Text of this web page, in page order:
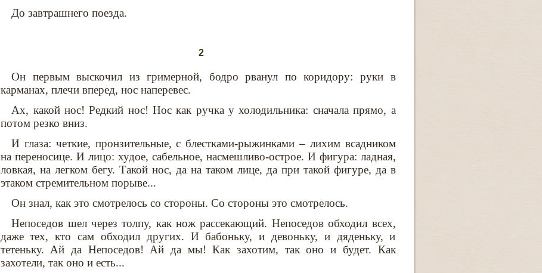
До завтрашнего поезда.
2
Он первым выскочил из гримерной, бодро рванул по коридору: руки в
карманах, плечи вперед, нос наперевес.
Ах, какой нос! Редкий нос! Нос как ручка у холодильника: сначала прямо, а
потом резко вниз.
И глаза: четкие, пронзительные, с блестками-рыжинками – лихим всадником
на переносице. И лицо: худое, сабельное, насмешливо-острое. И фигура: ладная,
ловкая, на легком бегу. Такой нос, да на таком лице, да при такой фигуре, да в
этаком стремительном порыве...
Он знал, как это смотрелось со стороны. Со стороны это смотрелось.
Непоседов шел через толпу, как нож рассекающий. Непоседов обходил всех,
даже тех, кто сам обходил других. И бабоньку, и девоньку, и дяденьку, и
тетеньку. Ай да Непоседов! Ай да мы! Как захотим, так оно и будет. Как
захотели, так оно и есть...